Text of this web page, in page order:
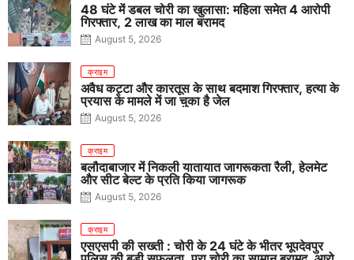
48 घंटे में डबल चोरी का खुलासा: महिला समेत 4 आरोपी
गिरफ्तार, 2 लाख का माल बरामद
August 5, 2026
क्राइम
अवैध कट्टा और कारतूस के साथ बदमाश गिरफ्तार, हत्या के
प्रयास के मामले में जा चुका है जेल
August 5, 2026
क्राइम
बलौदाबाजार में निकली यातायात जागरूकता रैली, हेलमेट
और सीट बेल्ट के प्रति किया जागरूक
August 5, 2026
क्राइम
एसएसपी की सख्ती : चोरी के 24 घंटे के भीतर भूपदेवपुर